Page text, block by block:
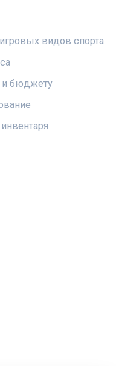
видов спорта
и бюджету